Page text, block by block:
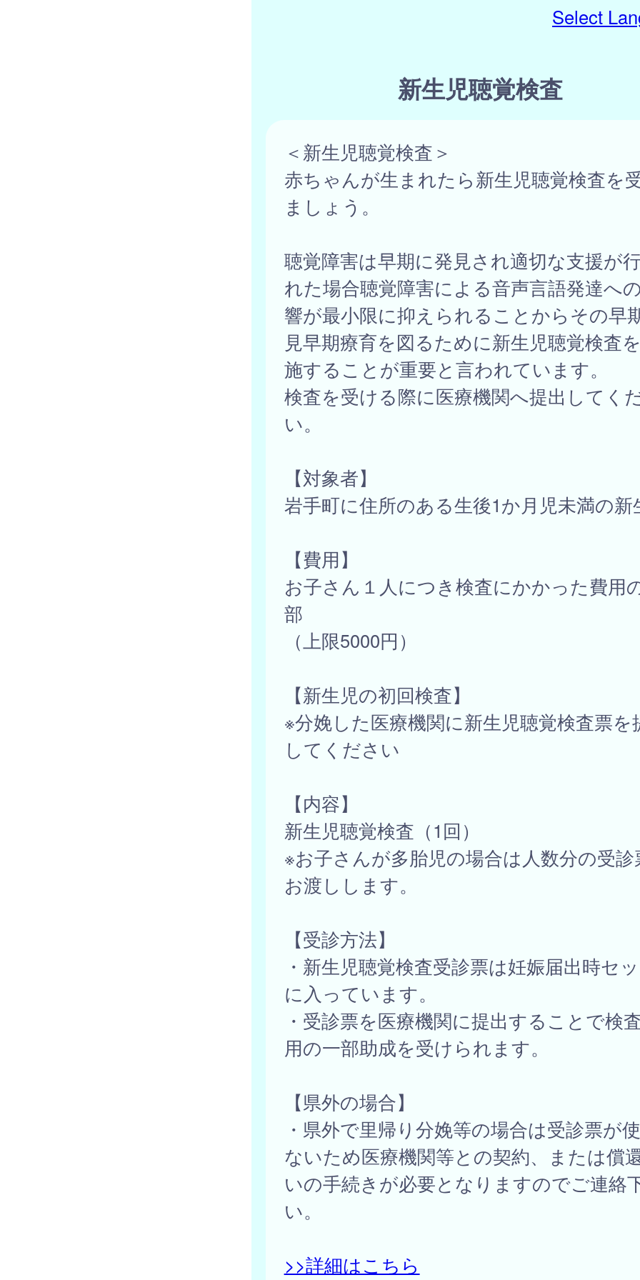
Select
新生児聴覚検査
＜新生児聴覚検査＞
赤ちゃんが生まれたら新生児聴覚検査を
ましょう。
聴覚障害は早期に発見され適切な支援が
れた場合聴覚障害による音声言語発達へ
響が最小限に抑えられることからその早
見早期療育を図るために新生児聴覚検査
施することが重要と言われています。
検査を受ける際に医療機関へ提出してく
い。
【対象者】
岩手町に住所のある生後1か月児未満の新
【費用】
お子さん１人につき検査にかかった費用
部
（上限5000円）
【新生児の初回検査】
※分娩した医療機関に新生児聴覚検査票を
してください
【内容】
新生児聴覚検査（1回）
※お子さんが多胎児の場合は人数分の受診
お渡しします。
【受診方法】
・新生児聴覚検査受診票は妊娠届出時セ
に入っています。
・受診票を医療機関に提出することで検
用の一部助成を受けられます。
【県外の場合】
・県外で里帰り分娩等の場合は受診票が
ないため医療機関等との契約、または償
いの手続きが必要となりますのでご連絡
い。
>>詳細はこちら